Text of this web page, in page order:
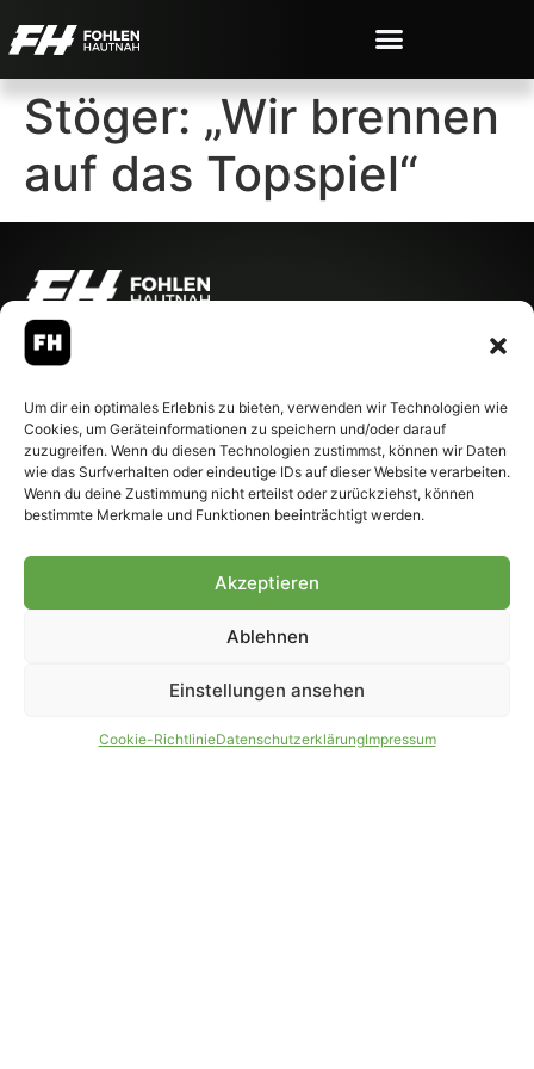
Um dir ein optimales Erlebnis zu bieten, verwenden wir Technologien wie
Cookies, um Geräteinformationen zu speichern und/oder darauf
zuzugreifen. Wenn du diesen Technologien zustimmst, können wir Daten
wie das Surfverhalten oder eindeutige IDs auf dieser Website verarbeiten.
Wenn du deine Zustimmung nicht erteilst oder zurückziehst, können
bestimmte Merkmale und Funktionen beeinträchtigt werden.
Akzeptieren
Ablehnen
Einstellungen ansehen
Cookie-RichtlinieDatenschutzerklärungImpressum
Stöger: „Wir brennen
auf das Topspiel“
© 2007-2026 Fohlen-Hautnah.de
– Alle rechte vorbehalten.
offiziell eingetragenes Magazin
bei der Deutschen
Nationalbibliothek (ISSN 1868-
8233). Nachdruck und
Weiterverarbeitung, auch
auszugsweise, nur mit
PARTNER WERDEN
AGB